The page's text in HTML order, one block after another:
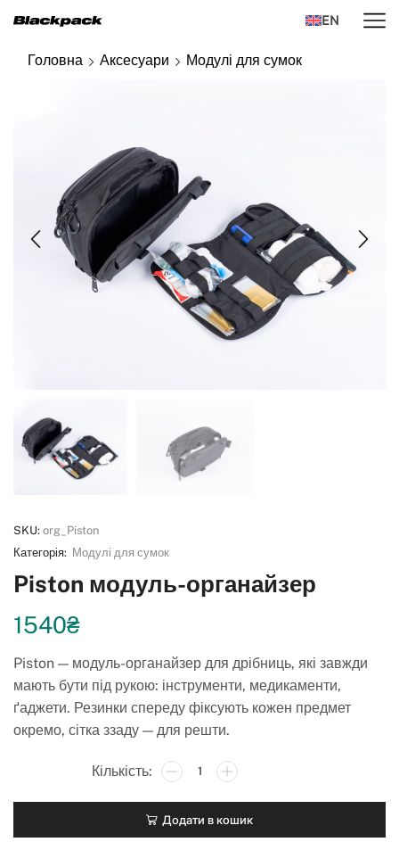
EN
Головна Аксесуари Модулі для сумок
SKU: org_Piston
Категорія: Модулі для сумок
Piston модуль-органайзер
1540₴
Piston — модуль-органайзер для дрібниць, які завжди
мають бути під рукою: інструменти, медикаменти,
ґаджети. Резинки спереду фіксують кожен предмет
окремо, сітка ззаду — для решти.
Додати в кошик